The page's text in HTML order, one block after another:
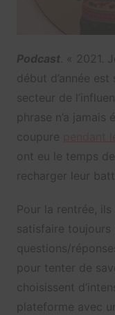
Podcast. « 2021.
début d’année
secteur de
phrase n’a jamais
coupure
ont eu le temps
recharger leur
Pour la rentrée,
satisfaire toujours
questions/
pour tenter de
choisissent
plateforme avec